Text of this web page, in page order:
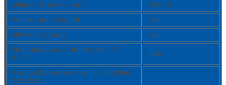
Mittlere Nennlebensdauer:
35000 h
Fernbedienung möglich:
nein
Mit Fernbedienung:
nein
Photobiologische Sicherheit nach EN
62471:
RG0
Energieeffizienzklasse nach EU-Richtlinie
2019/2015:
F